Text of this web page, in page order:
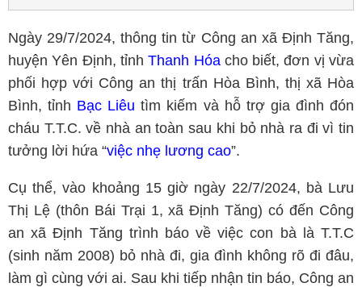
Ngày 29/7/2024, thông tin từ Công an xã Định Tăng,
huyện Yên Định, tỉnhThanh Hóacho biết, đơn vị vừa
phối hợp với Công an thị trấn Hòa Bình, thị xã Hòa
Bình, tỉnh Bạc Liêu tìm kiếm và hỗ trợ gia đình đón
cháu T.T.C. về nhà an toàn sau khi bỏ nhà ra đi vì tin
tưởng lời hứa “việc nhẹ lương cao”.
Cụ thể, vào khoảng 15 giờ ngày 22/7/2024, bà Lưu
Thị Lệ (thôn Bái Trại 1, xã Định Tăng) có đến Công
an xã Định Tăng trình báo về việc con bà là T.T.C
(sinh năm 2008) bỏ nhà đi, gia đình không rõ đi đâu,
làm gì cùng với ai. Sau khi tiếp nhận tin báo, Công an